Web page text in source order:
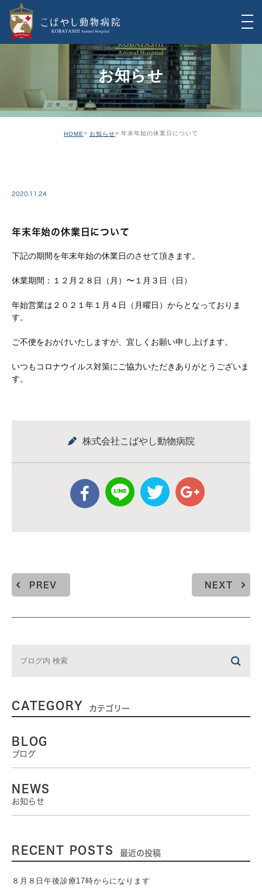
お知らせ
HOME お知らせ 年末年始の休業日について
2020.11.24
年末年始の休業日について
下記の期間を年末年始の休業日のさせて頂きます。
休業期間：１２月２８日（月）〜１月３日（日）
年始営業は２０２１年１月４日（月曜日）からとなっておりま
す。
ご不便をおかけいたしますが、宜しくお願い申し上げます。
いつもコロナウイルス対策にご協力いただきありがとうございま
す。
株式会社こばやし動物病院
PREV NEXT
CATEGORY カテゴリー
BLOG
ブログ
NEWS
お知らせ
RECENT POSTS 最近の投稿
８月８日午後診療17時からになります